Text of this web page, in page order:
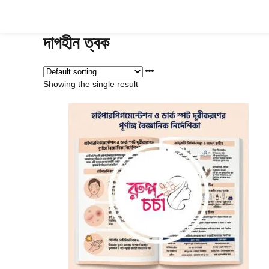
দাগহীন ত্বক
Showing the single result